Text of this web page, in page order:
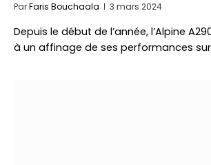
ParFaris Bouchaala 3 mars 2024
Depuis le début de l’année, l’Alpine
à un affinage de ses performances